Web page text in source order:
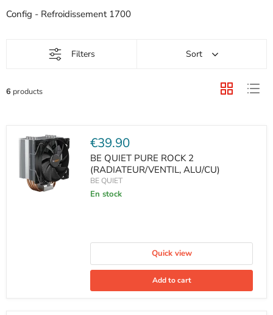
Config - Refroidissement 1700
Filters Sort
6 products
Current
price
€39.90
BE QUIET PURE ROCK 2
(RADIATEUR/VENTIL, ALU/CU)
BE QUIET
En stock
Quick view
Add to cart